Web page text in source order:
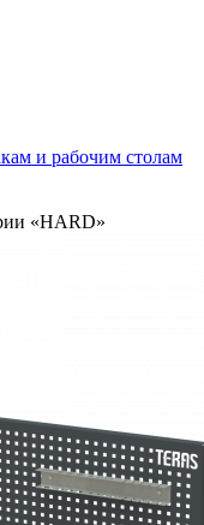
и рабочим столам
«HARD»